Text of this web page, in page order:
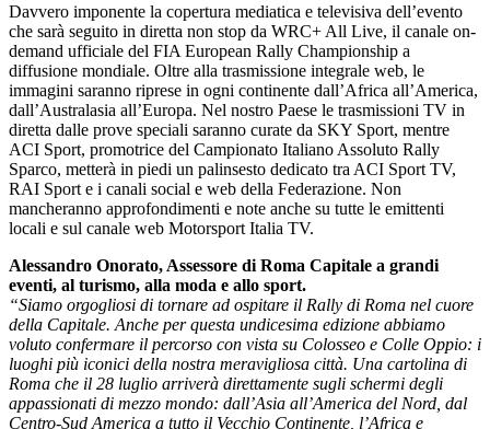
Davvero imponente la copertura mediatica e televisiva dell’evento
che sarà seguito in diretta non stop da WRC+ All Live, il canale on-
demand ufficiale del FIA European Rally Championship a
diffusione mondiale. Oltre alla trasmissione integrale web, le
immagini saranno riprese in ogni continente dall’Africa all’America,
dall’Australasia all’Europa. Nel nostro Paese le trasmissioni TV in
diretta dalle prove speciali saranno curate da SKY Sport, mentre
ACI Sport, promotrice del Campionato Italiano Assoluto Rally
Sparco, metterà in piedi un palinsesto dedicato tra ACI Sport TV,
RAI Sport e i canali social e web della Federazione. Non
mancheranno approfondimenti e note anche su tutte le emittenti
locali e sul canale web Motorsport Italia TV.
Alessandro Onorato, Assessore di Roma Capitale a grandi
eventi, al turismo, alla moda e allo sport.
“Siamo orgogliosi di tornare ad ospitare il Rally di Roma nel cuore
della Capitale. Anche per questa undicesima edizione abbiamo
voluto confermare il percorso con vista su Colosseo e Colle Oppio: i
luoghi più iconici della nostra meravigliosa città. Una cartolina di
Roma che il 28 luglio arriverà direttamente sugli schermi degli
appassionati di mezzo mondo: dall’Asia all’America del Nord, dal
Centro-Sud America a tutto il Vecchio Continente, l’Africa e